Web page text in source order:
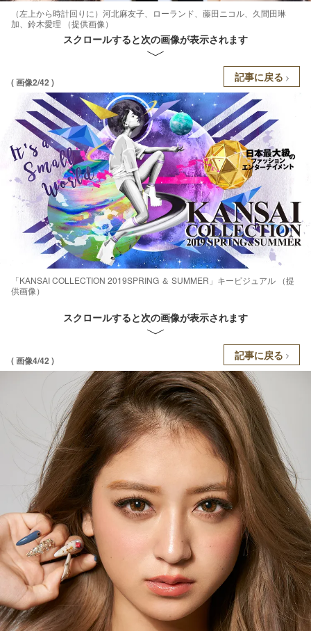
（左上から時計回りに）河北麻友子、ローランド、藤田ニコル、久間田琳
加、鈴木愛理 （提供画像）
スクロールすると次の画像が表示されます
( 画像2/42 ) 記事に戻る
「KANSAI COLLECTION 2019SPRING ＆ SUMMER」キービジュアル （提
供画像）
スクロールすると次の画像が表示されます
( 画像4/42 ) 記事に戻る